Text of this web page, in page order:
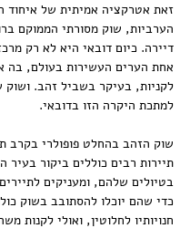
זאת אטרקציה אמיתית של איחוד
הערביות, שוק מסורתי הממוקם
דיירה. כיום דובאי היא לא רק
אחת הערים העשירות בעולם, בה
לקניות, בעיקר בשביל זהב.
למתכת היקרה הזו בדובאי.
שוק הזהב בהחלט פופולרי בקרב
תיירות רבים כוללים ביקור בעיר
בטיולים שלהם, ומעניקים
כדי שהם יוכלו להסתובב בשוק
חנויותיו לחלוטין, ואולי לקנות